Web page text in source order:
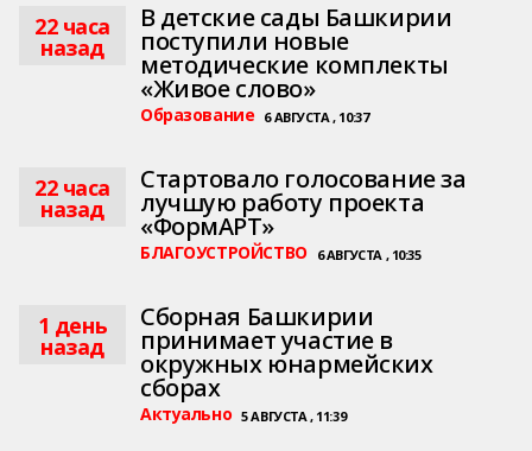
22 часа
назад
В детские сады Башкирии
поступили новые
методические комплекты
«Живое слово»
Образование 6 АВГУСТА , 10:37
22 часа
назад
Стартовало голосование за
лучшую работу проекта
«ФормАРТ»
БЛАГОУСТРОЙСТВО 6 АВГУСТА , 10:35
1 день
назад
Сборная Башкирии
принимает участие в
окружных юнармейских
сборах
Актуально 5 АВГУСТА , 11:39